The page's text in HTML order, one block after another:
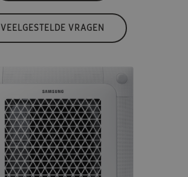
VEELGESTELDE VRAGEN